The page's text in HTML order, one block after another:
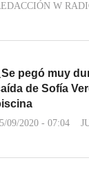
W
pegó muy
de Sofía
09/2020 - 07:04